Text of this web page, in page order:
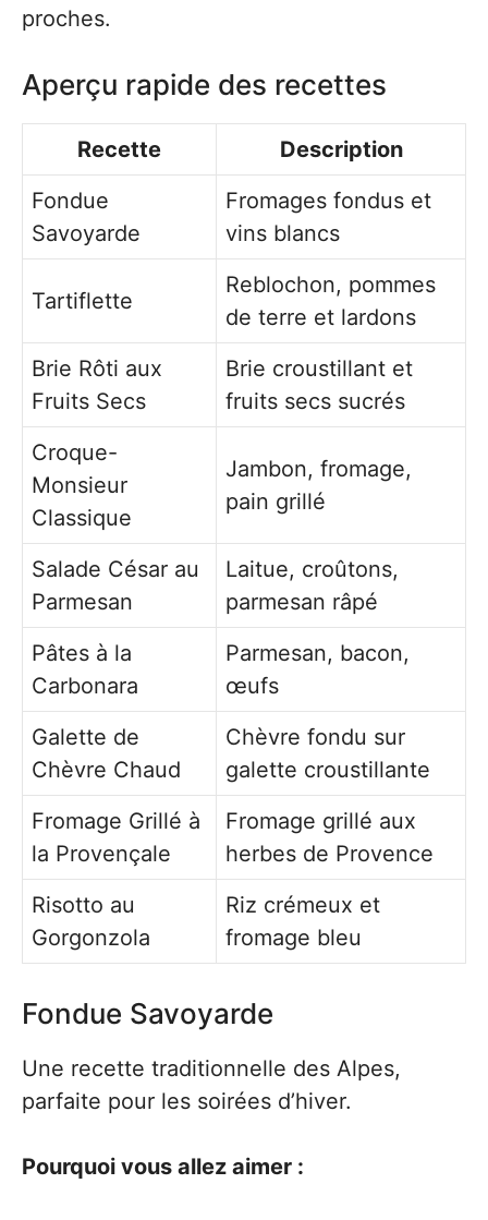
proches.
Aperçu rapide des recettes
Recette
Description
Fondue
Savoyarde
Fromages fondus et
vins blancs
Tartiflette
Reblochon, pommes
de terre et lardons
Brie Rôti aux
Fruits Secs
Brie croustillant et
fruits secs sucrés
Croque-
Monsieur
Classique
Jambon, fromage,
pain grillé
Salade César au
Parmesan
Laitue, croûtons,
parmesan râpé
Pâtes à la
Carbonara
Parmesan, bacon,
œufs
Galette de
Chèvre Chaud
Chèvre fondu sur
galette croustillante
Fromage Grillé à
la Provençale
Fromage grillé aux
herbes de Provence
Risotto au
Gorgonzola
Riz crémeux et
fromage bleu
Fondue Savoyarde
Une recette traditionnelle des Alpes,
parfaite pour les soirées d’hiver.
Pourquoi vous allez aimer :